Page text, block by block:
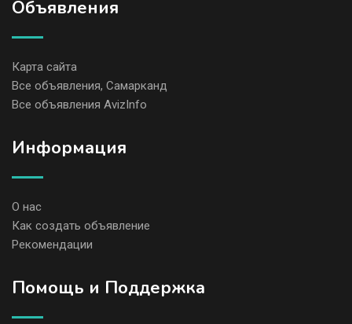
Объявления
Карта сайта
Все объявления, Самарканд
Все объявления AvizInfo
Информация
О нас
Как создать объявление
Рекомендации
Помощь и Поддержка